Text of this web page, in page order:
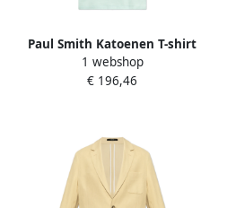
Paul Smith Katoenen T-shirt
Multicolor Heren
1 webshop
€ 196,46